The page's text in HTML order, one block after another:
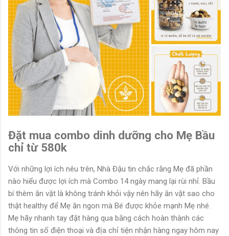
Đặt mua combo dinh dưỡng cho Mẹ Bầu
chỉ từ 580k
Với những lợi ích nêu trên, Nhà Đậu tin chắc rằng Mẹ đã phần
nào hiểu được lợi ích mà Combo 14 ngày mang lại rùi nhỉ. Bầu
bí thèm ăn vặt là không tránh khỏi vậy nên hãy ăn vặt sao cho
thật healthy để Mẹ ăn ngon mà Bé được khỏe mạnh Mẹ nhé.
Mẹ hãy nhanh tay đặt hàng qua bằng cách hoàn thành các
thông tin số điện thoại và địa chỉ tiện nhận hàng ngay hôm nay